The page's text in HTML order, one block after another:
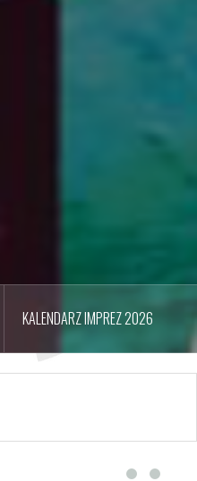
KALENDARZ IMPREZ 2026